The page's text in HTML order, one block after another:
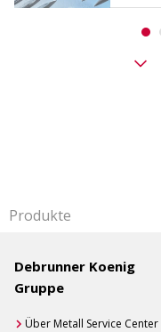
Produkte
Debrunner Koenig
Gruppe
Über Metall Service Center